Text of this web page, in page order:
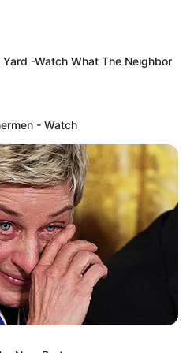
központ,
előny.
látványosan
márka jelent már
közel álló magyar
hanem referencia. Ha
az egész országnak szól.”
-Watch What The Neighbor
- Watch